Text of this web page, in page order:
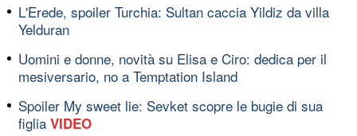
L'Erede, spoiler Turchia: Sultan caccia Yildiz da villa
Yelduran
Uomini e donne, novità su Elisa e Ciro: dedica per il
mesiversario, no a Temptation Island
Spoiler My sweet lie: Sevket scopre le bugie di sua
figlia VIDEO